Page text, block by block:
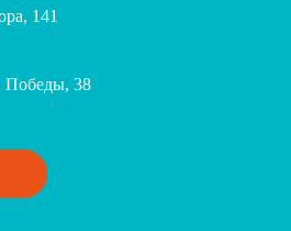
141
Победы, 38